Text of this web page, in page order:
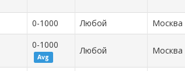
0-1000 Любой Москва
0-1000
Avg
Любой Москва